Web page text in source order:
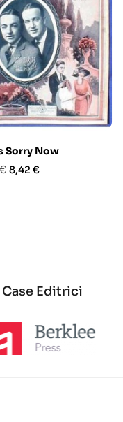
Sorry Now
Prezzo
8,42 €
Case Editrici